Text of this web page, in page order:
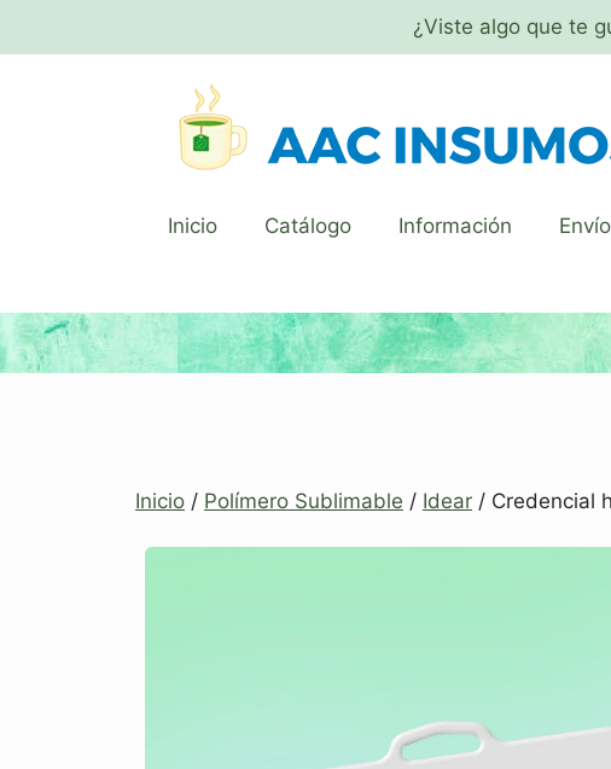
¿Viste algo que te
Inicio Catálogo Información
Inicio / Polímero Sublimable / Idear / Credencial